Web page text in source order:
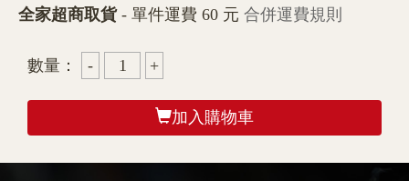
全家超商取貨- 單件運費 60 元 合併運費規則
數量：
加入購物車